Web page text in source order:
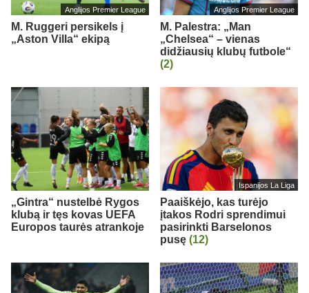
Anglijos Premier League
M. Ruggeri persikels į
„Aston Villa“ ekipą
Anglijos Premier League
M. Palestra: „Man
„Chelsea“ – vienas
didžiausių klubų futbole“
(2)
„Gintra“ nustelbė Rygos
klubą ir tęs kovas UEFA
Europos taurės atrankoje
Ispanijos La Liga
Paaiškėjo, kas turėjo
įtakos Rodri sprendimui
pasirinkti Barselonos
pusę (12)